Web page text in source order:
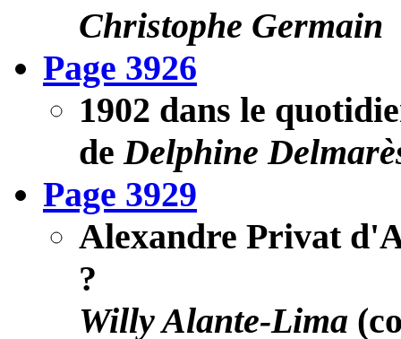
Christophe Germain
Page 3926
1902 dans le
de Delphine
Page 3929
Alexandre Privat
?
Willy Alante-Lima